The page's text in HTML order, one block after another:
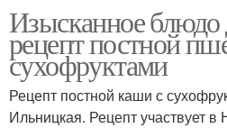
Изысканное блюдо
рецепт постной
сухофруктами
Рецепт постной каши с
Ильницкая. Рецепт участвует в